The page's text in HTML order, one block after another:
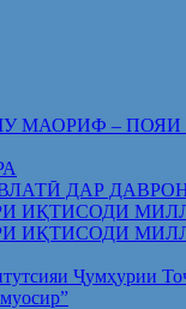
ИЛМУ МАОРИФ
ДАР
ИҚТИСОДИ
ИҚТИСОДИ
Ҷумҳурии